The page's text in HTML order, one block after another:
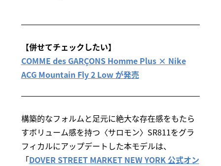
【併せてチェックしたい】
COMME des GARÇONS Homme Plus × Nike
ACG Mountain Fly 2 Low が発売
構築的なフォルムと足元に絶大な存在感をもたら
すボリューム感を持つ〈サロモン〉SR811をグラ
フィカルにアップデートした本モデルは、
「DOVER STREET MARKET NEW YORK 公式オン